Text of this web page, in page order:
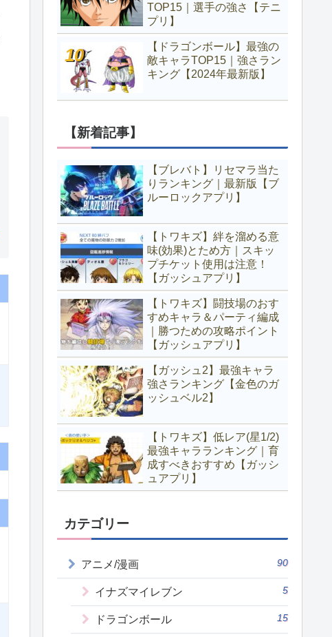
TOP15｜選手の強さ【テニ
プリ】
【ドラゴンボール】最強の
敵キャラTOP15｜強さラン
キング【2024年最新版】
【新着記事】
【ブレバト】リセマラ当た
りランキング｜最新版【ブ
ルーロックアプリ】
【トワキズ】絆を溜める意
味(効果)とため方｜スキッ
プチケット使用は注意！
【ガッシュアプリ】
【トワキズ】闘技場のおす
すめキャラ＆パーティ編成
｜勝つための攻略ポイント
【ガッシュアプリ】
【ガッシュ2】最強キャラ
強さランキング【金色のガ
ッシュベル2】
【トワキズ】低レア(星1/2)
最強キャラランキング｜育
成すべきおすすめ【ガッシ
ュアプリ】
カテゴリー
アニメ/漫画 90
イナズマイレブン 5
ドラゴンボール 15